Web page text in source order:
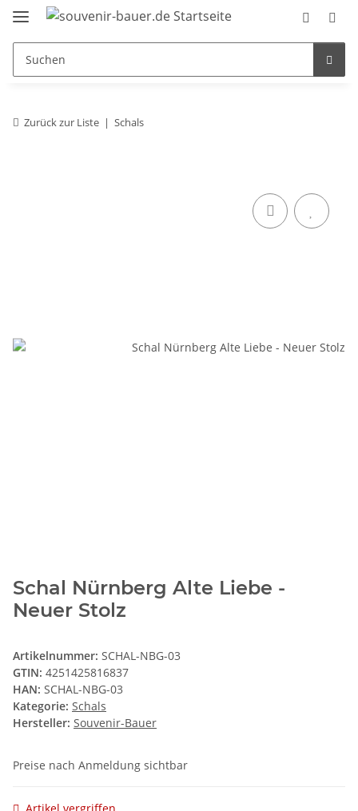
Zurück zur Liste Schals
Schal Nürnberg Alte Liebe -
Neuer Stolz
Artikelnummer: SCHAL-NBG-03
GTIN: 4251425816837
HAN: SCHAL-NBG-03
Kategorie: Schals
Hersteller: Souvenir-Bauer
Preise nach Anmeldung sichtbar